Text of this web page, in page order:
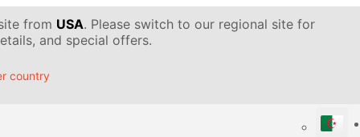
from USA. Please switch to our regional site for
and special offers.
country